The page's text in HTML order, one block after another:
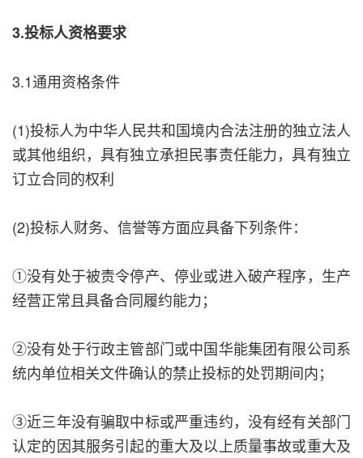
3.投标人资格要求
3.1通用资格条件
(1)投标人为中华人民共和国境内合法注册的独立法人
或其他组织，具有独立承担民事责任能力，具有独立
订立合同的权利
(2)投标人财务、信誉等方面应具备下列条件：
①没有处于被责令停产、停业或进入破产程序，生产
经营正常且具备合同履约能力；
②没有处于行政主管部门或中国华能集团有限公司系
统内单位相关文件确认的禁止投标的处罚期间内；
③近三年没有骗取中标或严重违约，没有经有关部门
认定的因其服务引起的重大及以上质量事故或重大及